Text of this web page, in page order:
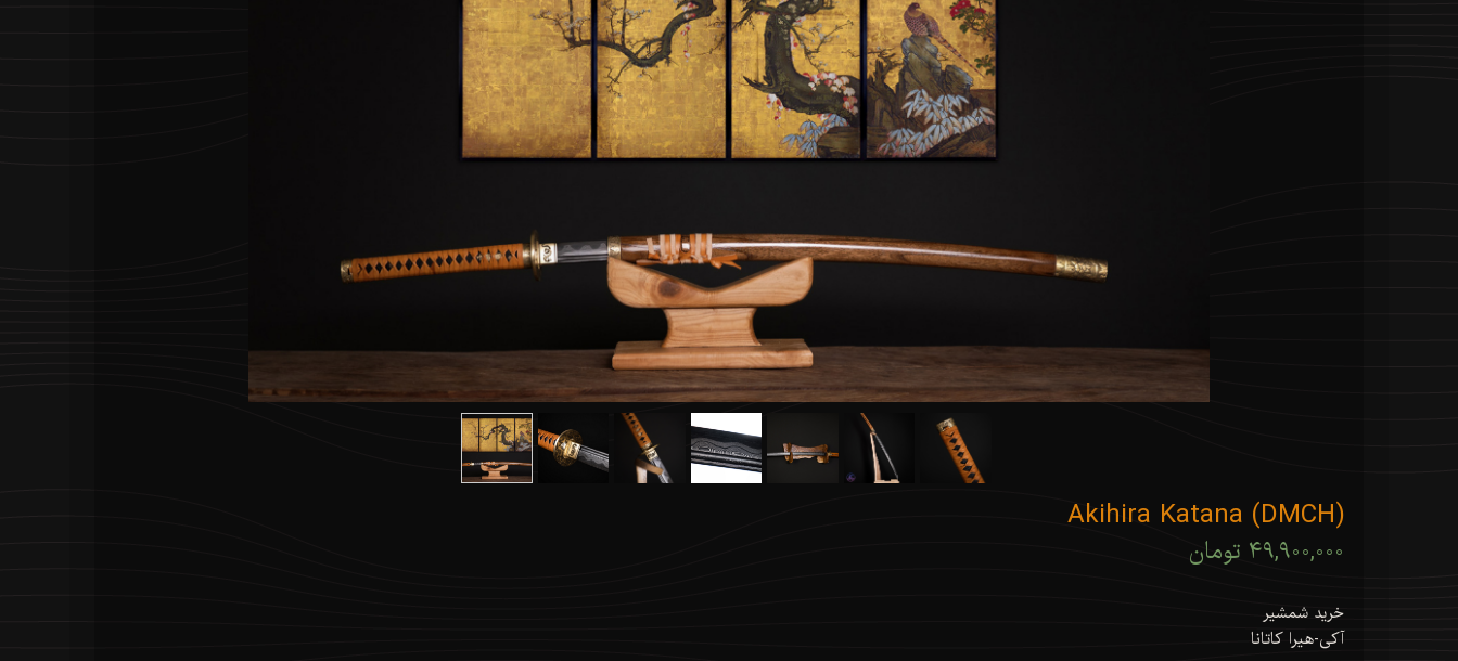
Akihira Katana (DMCH)
۴۹,۹۰۰,۰۰۰ تومان
خرید شمشیر
آکی-هیرا کاتانا